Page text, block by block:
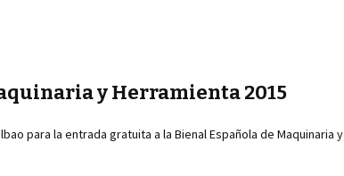
y Herramienta 2015
para la entrada gratuita a la Bienal Española de Maquinaria y